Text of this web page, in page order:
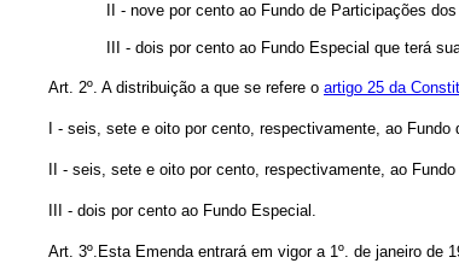
II - nove por cento ao Fundo de Participações
III - dois por cento ao Fundo Especial que terá
Art. 2º. A distribuição a que se refere o artigo 25 da
I - seis, sete e oito por cento, respectivamente, ao
II - seis, sete e oito por cento, respectivamente, ao
III - dois por cento ao Fundo Especial.
Art. 3º.Esta Emenda entrará em vigor a 1º. de janeiro de